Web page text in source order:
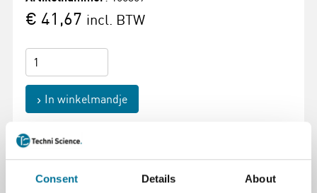
Consent Details About
€ 41,67 incl. BTW
In winkelmandje